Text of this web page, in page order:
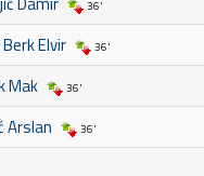
36'
Elvir 36'
Mak 36'
Arslan 36'